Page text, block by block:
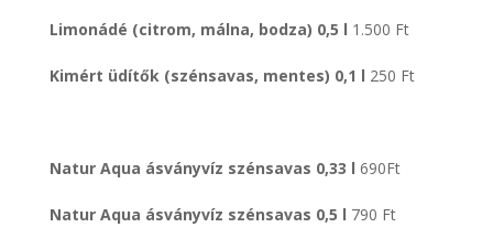
Limonádé (citrom, málna, bodza) 0,5 l 1.500 Ft
Kimért üdítők (szénsavas, mentes) 0,1 l 250 Ft
Natur Aqua ásványvíz szénsavas 0,33 l 690Ft
Natur Aqua ásványvíz szénsavas 0,5 l 790 Ft